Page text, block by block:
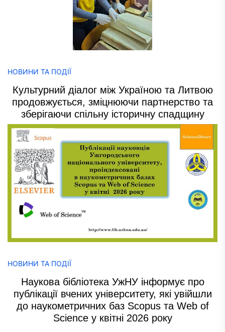
НОВИНИ ТА ПОДІЇ
Культурний діалог між Україною та Литвою
продовжується, зміцнюючи партнерство та
зберігаючи спільну історичну спадщину
НОВИНИ ТА ПОДІЇ
Наукова бібліотека УжНУ інформує про
публікації вчених університету, які увійшли
до наукометричних баз Scopus та Web of
Science у квітні 2026 року